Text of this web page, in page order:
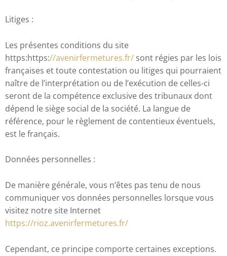
Litiges :
Les présentes conditions du site
https:https://avenirfermetures.fr/ sont régies par les lois
françaises et toute contestation ou litiges qui pourraient
naître de l’interprétation ou de l’exécution de celles-ci
seront de la compétence exclusive des tribunaux dont
dépend le siège social de la société. La langue de
référence, pour le règlement de contentieux éventuels,
est le français.
Données personnelles :
De manière générale, vous n’êtes pas tenu de nous
communiquer vos données personnelles lorsque vous
visitez notre site Internet
https://rioz.avenirfermetures.fr/
Cependant, ce principe comporte certaines exceptions.